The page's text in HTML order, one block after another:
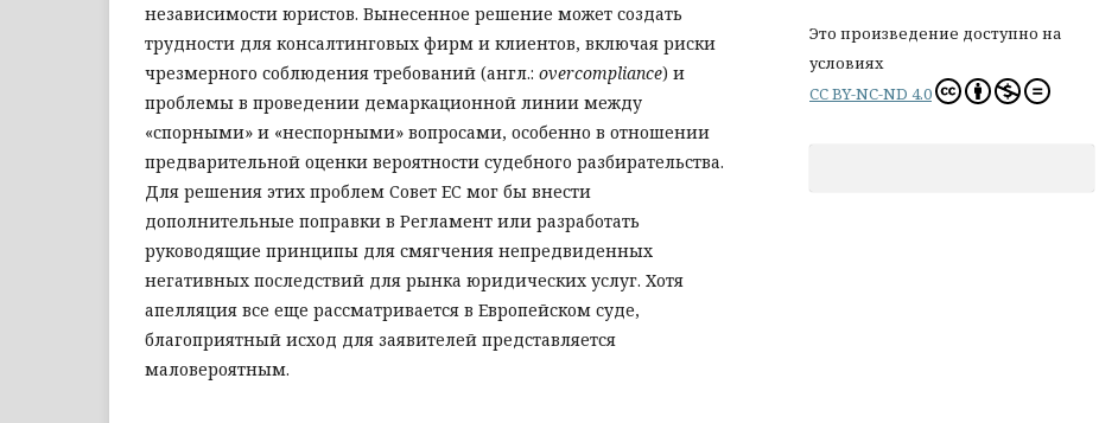
независимости юристов. Вынесенное решение может создать
трудности для консалтинговых фирм и клиентов, включая риски
чрезмерного соблюдения требований (англ.: overcompliance) и
проблемы в проведении демаркационной линии между
«спорными» и «неспорными» вопросами, особенно в отношении
предварительной оценки вероятности судебного разбирательства.
Для решения этих проблем Совет ЕС мог бы внести
дополнительные поправки в Регламент или разработать
руководящие принципы для смягчения непредвиденных
негативных последствий для рынка юридических услуг. Хотя
апелляция все еще рассматривается в Европейском суде,
благоприятный исход для заявителей представляется
маловероятным.
Это произведение доступно на
условиях
CC BY-NC-ND 4.0